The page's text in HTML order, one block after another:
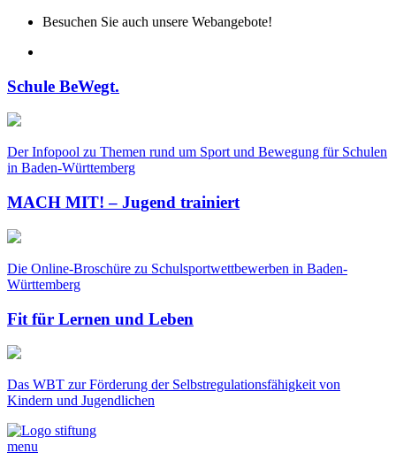
Besuchen Sie auch unsere Webangebote!
Schule BeWegt.
Der Infopool zu Themen rund um Sport und Bewegung für Schulen
in Baden-Württemberg
MACH MIT! – Jugend trainiert
Die Online-Broschüre zu Schulsportwettbewerben in Baden-
Württemberg
Fit für Lernen und Leben
Das WBT zur Förderung der Selbstregulationsfähigkeit von
Kindern und Jugendlichen
menu